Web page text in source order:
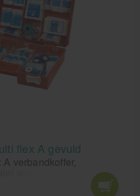
flex A gevuld
verbandkoffer,
wandhouder. Altijd
voor gebruik. Nu
prijs!